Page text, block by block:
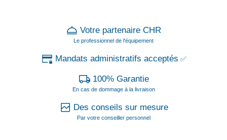
Votre partenaire CHR
Le professionnel de l'équipement
Mandats administratifs acceptés ✅
100% Garantie
En cas de dommage à la livraison
Des conseils sur mesure
Par votre conseiller personnel